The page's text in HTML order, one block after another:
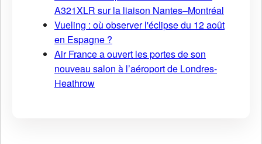
A321XLR sur la liaison Nantes–Montréal
Vueling : où observer l'éclipse du 12 août
en Espagne ?
Air France a ouvert les portes de son
nouveau salon à l’aéroport de Londres-
Heathrow